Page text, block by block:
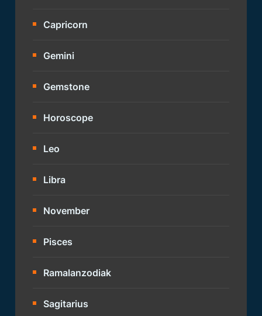
Capricorn
Gemini
Gemstone
Horoscope
Leo
Libra
November
Pisces
Ramalanzodiak
Sagitarius